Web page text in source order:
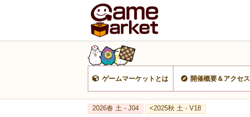
ゲームマーケットとは 開催概要＆アクセス
2026春 土 - J04 <2025秋 土 - V18